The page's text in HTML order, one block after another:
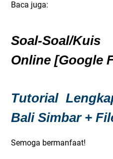
Baca juga:
Soal-Soal/
Online [Google
Tutorial
Bali Simbar +
Semoga bermanfaat!